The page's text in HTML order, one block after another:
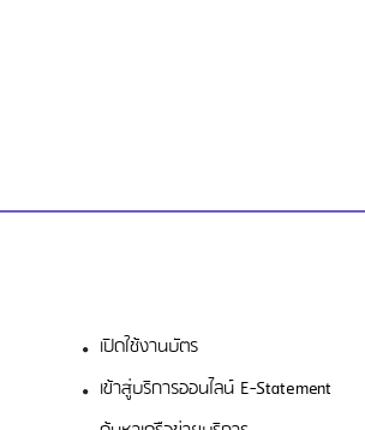
เปิดใช้งานบัตร
เข้าสู่บริการออนไลน์ E-Statement